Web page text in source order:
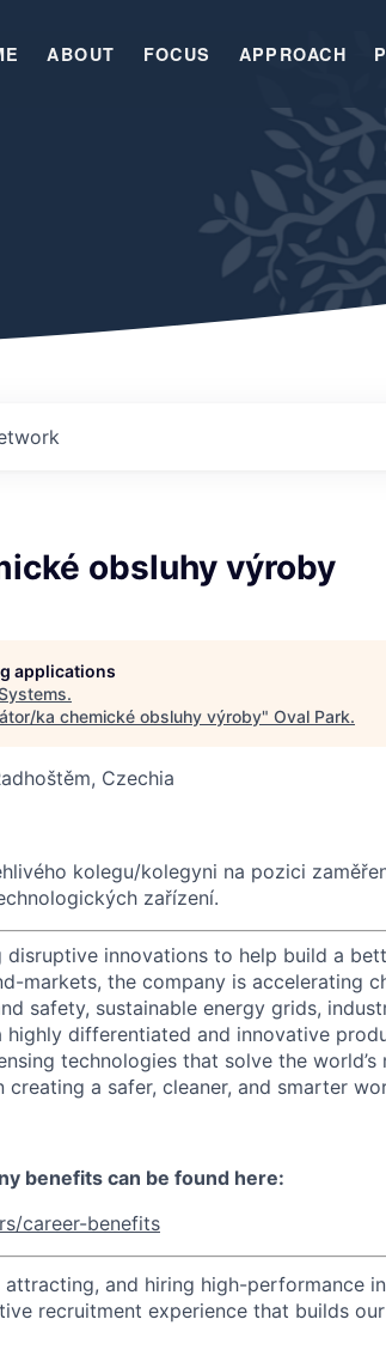
ABOUT FOCUS APPROACH
obsluhy výroby
applications
.
ka chemické obsluhy výroby" Oval Park.
Czechia
kolegu/kolegyni na pozici
zařízení.
disruptive innovations to help build a
markets, the company is accelerating
safety, sustainable energy grids,
highly differentiated and innovative
technologies that solve the world’s
a safer, cleaner, and smarter
benefits can be found here:
career-benefits
and hiring high-performance
recruitment experience that builds